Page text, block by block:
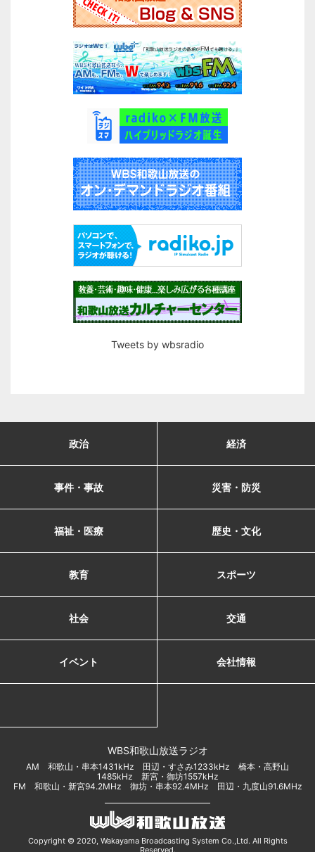
Tweets by wbsradio
政治 経済
事件・事故 災害・防災
福祉・医療 歴史・文化
教育 スポーツ
社会 交通
イベント 会社情報
WBS和歌山放送ラジオ
AM 和歌山・串本1431kHz 田辺・すさみ1233kHz 橋本・高野山
1485kHz 新宮・御坊1557kHz
FM 和歌山・新宮94.2MHz 御坊・串本92.4MHz 田辺・九度山91.6MHz
Copyright © 2020, Wakayama Broadcasting System Co.,Ltd. All Rights
Reserved.